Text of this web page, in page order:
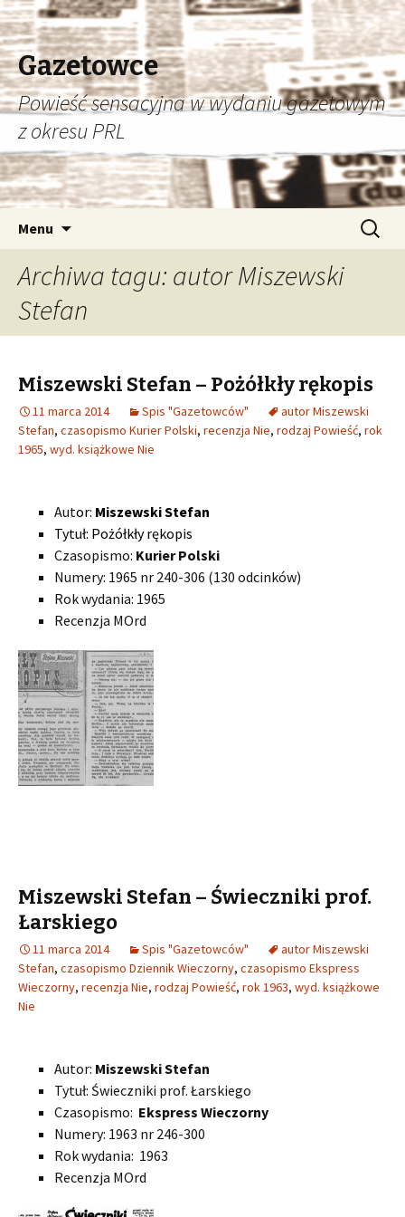
Gazetowce
Powieść sensacyjna w wydaniu gazetowym
z okresu PRL
Menu Szukaj:
Archiwa tagu: autor Miszewski
Stefan
Miszewski Stefan – Pożółkły rękopis
11 marca 2014 Spis "Gazetowców"
autor Miszewski
Stefan, czasopismo Kurier Polski, recenzja Nie, rodzaj Powieść, rok
1965, wyd. książkowe Nie
Autor: Miszewski Stefan
Tytuł: Pożółkły rękopis
Czasopismo: Kurier Polski
Numery: 1965 nr 240-306 (130 odcinków)
Rok wydania: 1965
Recenzja MOrd
Miszewski Stefan – Świeczniki prof.
Łarskiego
11 marca 2014 Spis "Gazetowców"
autor Miszewski
Stefan, czasopismo Dziennik Wieczorny, czasopismo Ekspress
Wieczorny, recenzja Nie, rodzaj Powieść, rok 1963, wyd. książkowe
Nie
Autor: Miszewski Stefan
Tytuł: Świeczniki prof. Łarskiego
Czasopismo: Ekspress Wieczorny
Numery: 1963 nr 246-300
Rok wydania: 1963
Recenzja MOrd